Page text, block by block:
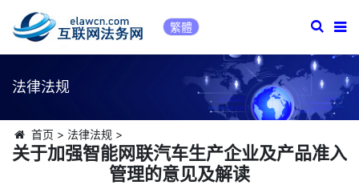
繁體
法律法规
首页 > 法律法规 >
关于加强智能网联汽车生产企业及产品准入
管理的意见及解读